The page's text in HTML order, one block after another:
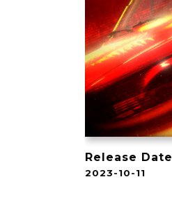
Release Date
2023-10-11